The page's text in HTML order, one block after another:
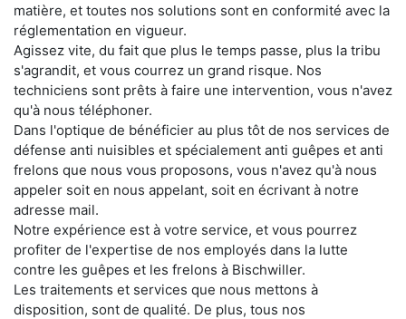
matière, et toutes nos solutions sont en conformité avec la
réglementation en vigueur.
Agissez vite, du fait que plus le temps passe, plus la tribu
s'agrandit, et vous courrez un grand risque. Nos
techniciens sont prêts à faire une intervention, vous n'avez
qu'à nous téléphoner.
Dans l'optique de bénéficier au plus tôt de nos services de
défense anti nuisibles et spécialement anti guêpes et anti
frelons que nous vous proposons, vous n'avez qu'à nous
appeler soit en nous appelant, soit en écrivant à notre
adresse mail.
Notre expérience est à votre service, et vous pourrez
profiter de l'expertise de nos employés dans la lutte
contre les guêpes et les frelons à Bischwiller.
Les traitements et services que nous mettons à
disposition, sont de qualité. De plus, tous nos